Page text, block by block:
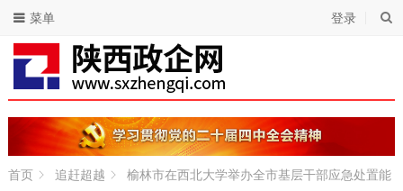
登录
菜单
首页 追赶超越
榆林市在西北大学举办全市基层干部应急处置能